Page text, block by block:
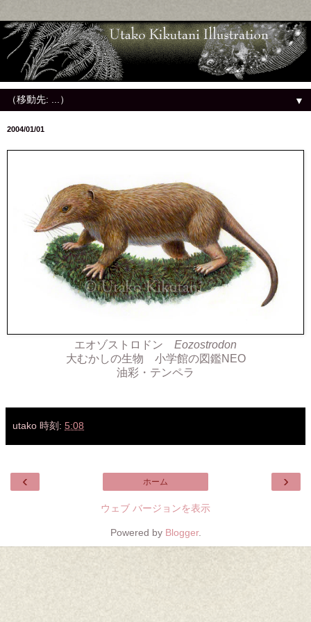
▼
2004/01/01
エオゾストロドン Eozostrodon
大むかしの生物 小学館の図鑑NEO
油彩・テンペラ
utako 時刻: 5:08
‹ ›
ホーム
ウェブ バージョンを表示
Powered by Blogger.